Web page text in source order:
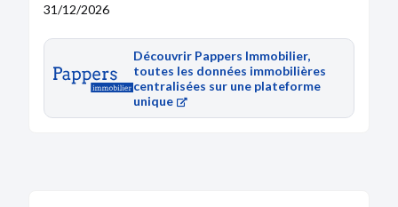
31/12/2026
Découvrir Pappers Immobilier,
toutes les données immobilières
centralisées sur une plateforme
unique